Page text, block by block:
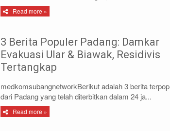
Read more »
3 Berita Populer Padang: Damkar
Evakuasi Ular & Biawak, Residivis
Tertangkap
medkomsubangnetworkBerikut adalah 3 berita
dari Padang yang telah diterbitkan dalam 24 ja...
Read more »